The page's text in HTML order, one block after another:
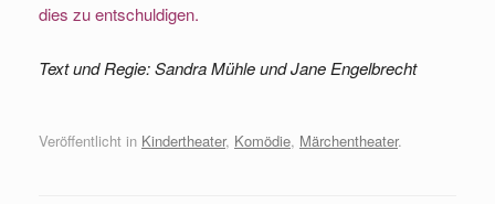
dies zu entschuldigen.
Text und Regie: Sandra Mühle und Jane Engelbrecht
Veröffentlicht in Kindertheater, Komödie, Märchentheater.